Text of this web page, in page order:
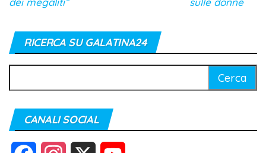
RICERCA SU GALATINA24
per:
CANALI SOCIAL